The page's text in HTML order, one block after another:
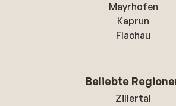
Mayrhofen
Kaprun
Flachau
Beliebte
Zillertal